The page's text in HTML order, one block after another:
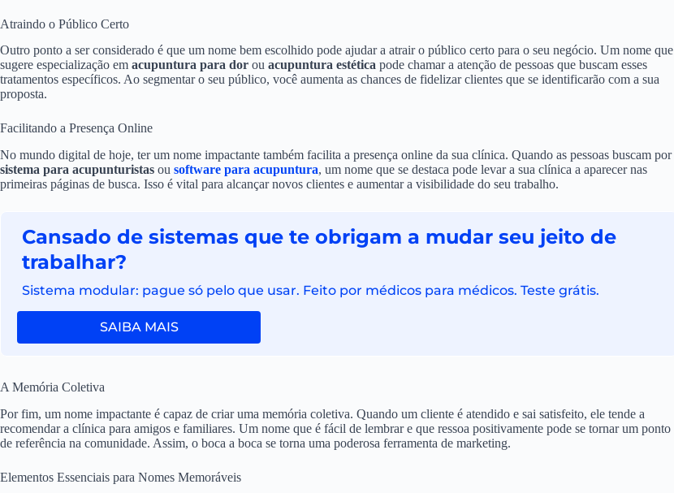
Atraindo o Público Certo
Outro ponto a ser considerado é que um nome bem escolhido pode ajudar a atrair o público certo para o seu negócio. Um nome que
sugere especialização em acupuntura para dor ou acupuntura estética pode chamar a atenção de pessoas que buscam esses
tratamentos específicos. Ao segmentar o seu público, você aumenta as chances de fidelizar clientes que se identificarão com a sua
proposta.
Facilitando a Presença Online
No mundo digital de hoje, ter um nome impactante também facilita a presença online da sua clínica. Quando as pessoas buscam por
sistema para acupunturistas ou software para acupuntura, um nome que se destaca pode levar a sua clínica a aparecer nas
primeiras páginas de busca. Isso é vital para alcançar novos clientes e aumentar a visibilidade do seu trabalho.
Cansado de sistemas que te obrigam a mudar seu jeito de
trabalhar?
Sistema modular: pague só pelo que usar. Feito por médicos para médicos. Teste grátis.
SAIBA MAIS
A Memória Coletiva
Por fim, um nome impactante é capaz de criar uma memória coletiva. Quando um cliente é atendido e sai satisfeito, ele tende a
recomendar a clínica para amigos e familiares. Um nome que é fácil de lembrar e que ressoa positivamente pode se tornar um ponto
de referência na comunidade. Assim, o boca a boca se torna uma poderosa ferramenta de marketing.
Elementos Essenciais para Nomes Memoráveis